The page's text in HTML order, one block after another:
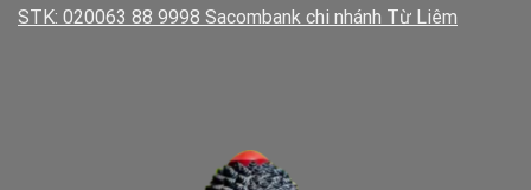
STK: 020063 88 9998 Sacombank chi nhánh Từ Liêm